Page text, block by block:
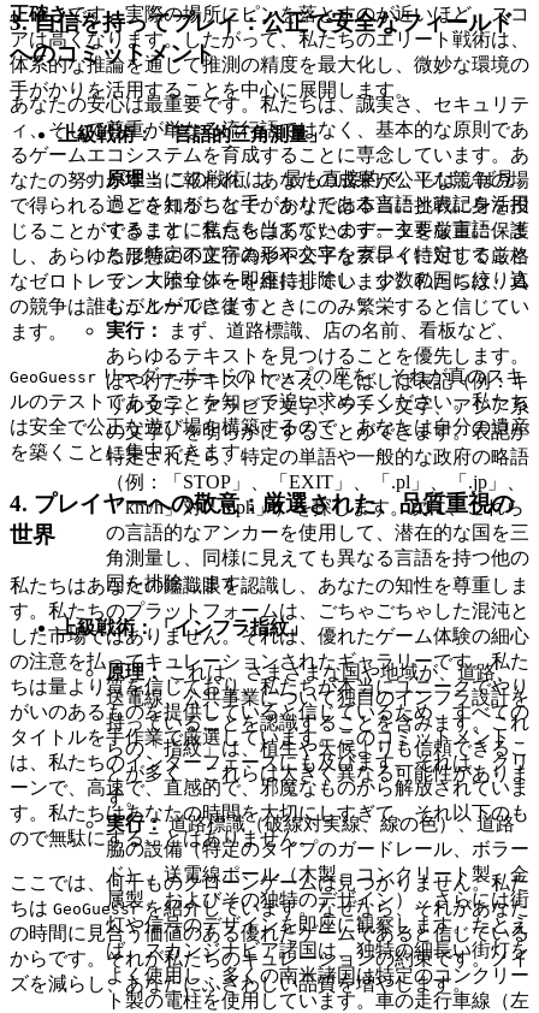
正確さです。実際の場所にピンを落とすのが近いほど、スコ
アは高くなります。したがって、私たちのエリート戦術は、
体系的な推論を通じて推測の精度を最大化し、微妙な環境の
手がかりを活用することを中心に展開します。
上級戦術：「言語的三角測量」
原理：この戦術は、最も直接的で、しばしば見
過ごされがちな手がかりである言語と表記を活用
することに焦点を当てています。主要な言語、ま
たは特定の文字の形や文字を素早く特定すること
で、大陸全体を即座に排除し、少数の国に絞り込
むことができます。
実行：
まず、道路標識、店の名前、看板など、
あらゆるテキストを見つけることを優先します。
ぼやけたテキストでさえ、しばしば表記（例：キ
リル文字、アラビア文字、ラテン文字、アジア系
の文字）を明らかにすることができます。表記が
特定されたら、特定の単語や一般的な政府の略語
（例：「STOP」、「EXIT」、「.pl」、「.jp」、
「km/h」対「mph」）を探します。次に、これら
の言語的なアンカーを使用して、潜在的な国を三
角測量し、同様に見えても異なる言語を持つ他の
国を排除します。
上級戦術：「インフラ指紋」
原理： これは、さまざまな国や地域が、道路、
送電線、公共事業について独自のインフラ設計を
持っていることを認識することを含みます。これ
らの「指紋」は、植生や天候よりも信頼できるこ
とが多く、これらは大きく異なる可能性がありま
す。
実行：道路標識（破線対実線、線の色）、道路
脇の設備（特定のタイプのガードレール、ボラー
ド）、送電線ポール（木製、コンクリート製、金
属製、およびその独特のデザイン）、さらには街
灯や信号のデザインを即座に観察します。たとえ
ば、スカンジナビア諸国は、独特の細長い街灯を
よく使用し、多くの南米諸国は特定のコンクリー
ト製の電柱を使用しています。車の走行車線（左
3. 自信を持ってプレイ：公正で安全なフィールド
へのコミットメント
あなたの安心は最重要です。私たちは、誠実さ、セキュリテ
ィ、そして尊重が単なる流行語ではなく、基本的な原則であ
るゲームエコシステムを育成することに専念しています。あ
なたの努力が本当に報われ、あなたの成果が公平な競争の場
で得られることを知ることで、あなたは本当に挑戦に身を投
じることができます。私たちはあなたのデータを厳重に保護
し、あらゆる形態の不正行為や不公平なプレイに対して厳格
なゼロトレランスポリシーを維持しています。私たちは、真
の競争は誰もがルールに従うときにのみ繁栄すると信じてい
ます。
GeoGuessr リーダーボードのトップの座を、それが真のスキ
ルのテストであることを知って追い求めてください。私たち
は安全で公正な遊び場を構築するので、あなたは自分の遺産
を築くことに集中できます。
4. プレイヤーへの敬意：厳選された、品質重視の
世界
私たちはあなたの鑑識眼を認識し、あなたの知性を尊重しま
す。私たちのプラットフォームは、ごちゃごちゃした混沌と
した市場ではありません。それは、優れたゲーム体験の細心
の注意を払ってキュレーションされたギャラリーです。私た
ちは量より質を信じており、私たちが本当にユニークでやり
がいのあるものを提供していると信じているため、すべての
タイトルを手作業で厳選しています。このコミットメント
は、私たちのインターフェースにも及びます。それは、クリ
ーンで、高速で、直感的で、邪魔なものから解放されていま
す。私たちはあなたの時間を大切にしすぎて、それ以下のも
ので無駄にすることはありません。
ここでは、何千ものクローンゲームは見つかりません。私た
ちは GeoGuessrを紹介しています。なぜなら、それがあなた
の時間に見合う価値のある優れたゲームであると信じている
からです。それが私たちのキュレーションの約束です。ノイ
ズを減らし、あなたにふさわしい品質を増やします。